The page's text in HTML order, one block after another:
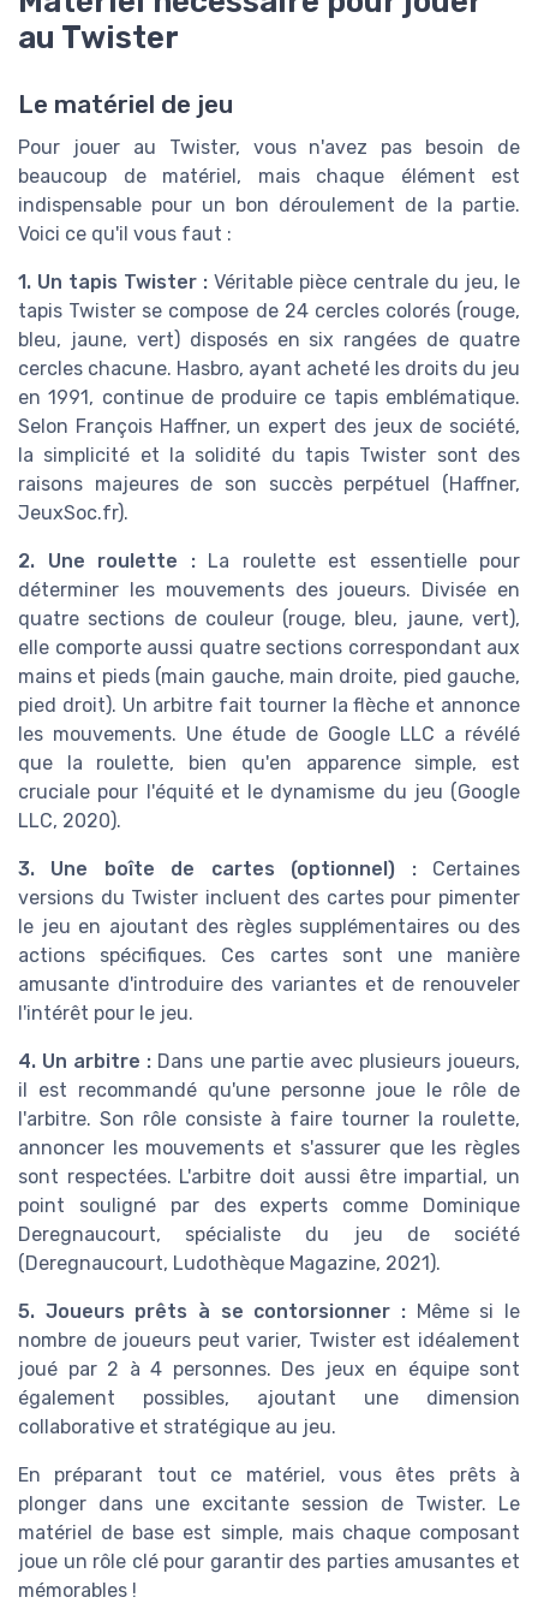
au Twister
Le matériel de jeu
Pour jouer au Twister, vous n'avez pas besoin de
beaucoup de matériel, mais chaque élément est
indispensable pour un bon déroulement de la partie.
Voici ce qu'il vous faut :
1. Un tapis Twister : Véritable pièce centrale du jeu, le
tapis Twister se compose de 24 cercles colorés (rouge,
bleu, jaune, vert) disposés en six rangées de quatre
cercles chacune. Hasbro, ayant acheté les droits du jeu
en 1991, continue de produire ce tapis emblématique.
Selon François Haffner, un expert des jeux de société,
la simplicité et la solidité du tapis Twister sont des
raisons majeures de son succès perpétuel (Haffner,
JeuxSoc.fr).
2. Une roulette :La roulette est essentielle pour
déterminer les mouvements des joueurs. Divisée en
quatre sections de couleur (rouge, bleu, jaune, vert),
elle comporte aussi quatre sections correspondant aux
mains et pieds (main gauche, main droite, pied gauche,
pied droit). Un arbitre fait tourner la flèche et annonce
les mouvements. Une étude de Google LLC a révélé
que la roulette, bien qu'en apparence simple, est
cruciale pour l'équité et le dynamisme du jeu (Google
LLC, 2020).
3. Une boîte de cartes (optionnel) :Certaines
versions du Twister incluent des cartes pour pimenter
le jeu en ajoutant des règles supplémentaires ou des
actions spécifiques. Ces cartes sont une manière
amusante d'introduire des variantes et de renouveler
l'intérêt pour le jeu.
4. Un arbitre : Dans une partie avec plusieurs joueurs,
il est recommandé qu'une personne joue le rôle de
l'arbitre. Son rôle consiste à faire tourner la roulette,
annoncer les mouvements et s'assurer que les règles
sont respectées. L'arbitre doit aussi être impartial, un
point souligné par des experts comme Dominique
Deregnaucourt, spécialiste du jeu de société
(Deregnaucourt, Ludothèque Magazine, 2021).
5. Joueurs prêts à se contorsionner : Même si le
nombre de joueurs peut varier, Twister est idéalement
joué par 2 à 4 personnes. Des jeux en équipe sont
également possibles, ajoutant une dimension
collaborative et stratégique au jeu.
En préparant tout ce matériel, vous êtes prêts à
plonger dans une excitante session de Twister. Le
matériel de base est simple, mais chaque composant
joue un rôle clé pour garantir des parties amusantes et
mémorables !